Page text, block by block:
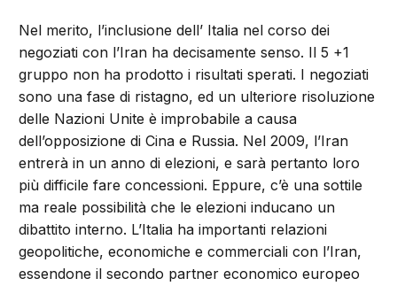
Nel merito, l’inclusione dell’ Italia nel corso dei
negoziati con l’Iran ha decisamente senso. Il 5 +1
gruppo non ha prodotto i risultati sperati. I negoziati
sono una fase di ristagno, ed un ulteriore risoluzione
delle Nazioni Unite è improbabile a causa
dell’opposizione di Cina e Russia. Nel 2009, l’Iran
entrerà in un anno di elezioni, e sarà pertanto loro
più difficile fare concessioni. Eppure, c’è una sottile
ma reale possibilità che le elezioni inducano un
dibattito interno. L’Italia ha importanti relazioni
geopolitiche, economiche e commerciali con l’Iran,
essendone il secondo partner economico europeo